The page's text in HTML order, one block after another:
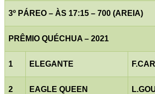
3º PÁREO – ÀS 17:15 – 700 (AREIA)
PRÊMIO QUÉCHUA – 2021
1 ELEGANTE
2 EAGLE QUEEN